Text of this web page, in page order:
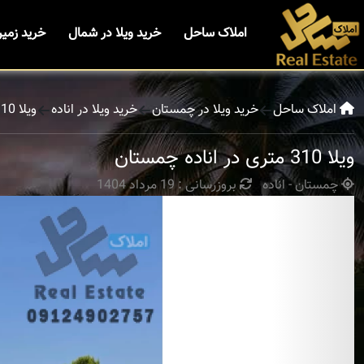
املاک ساحل خرید ویلا در شمال خرید
املاک ساحل خرید ویلا در چمستان خرید ویلا در اناده ویلا 310 متری در اناده چمستان
ویلا 310 متری در اناده چمستان
چمستان - اناده بروزرسانی : 19 مرداد 1404